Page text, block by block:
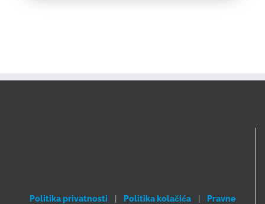
Politika privatnosti Politika kolačića
Pravne